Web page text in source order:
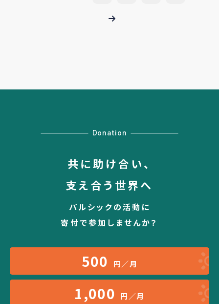
Donation
共に助け合い、
支え合う世界へ
パルシックの活動に
寄付で参加しませんか？
500 円／月
1,000 円／月